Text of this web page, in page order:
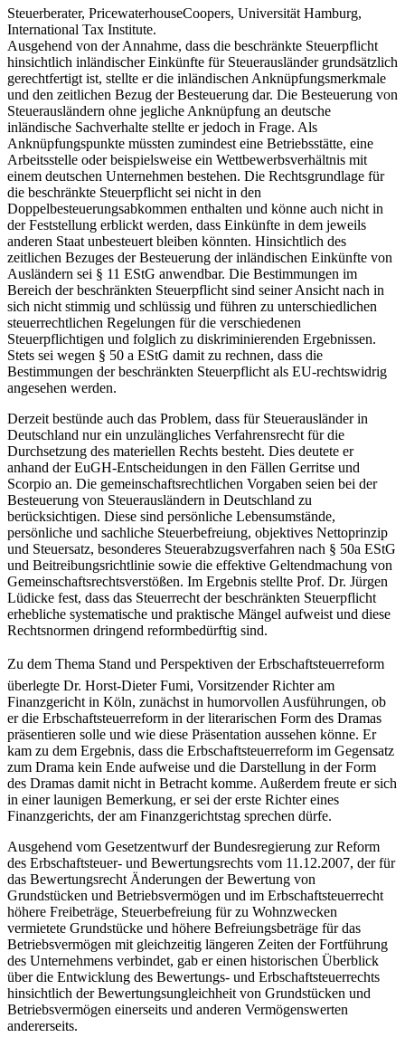
Steuerberater, PricewaterhouseCoopers, Universität Hamburg,
International Tax Institute.
Ausgehend von der Annahme, dass die beschränkte Steuerpflicht
hinsichtlich inländischer Einkünfte für Steuerausländer grundsätzlich
gerechtfertigt ist, stellte er die inländischen Anknüpfungsmerkmale
und den zeitlichen Bezug der Besteuerung dar. Die Besteuerung von
Steuerausländern ohne jegliche Anknüpfung an deutsche
inländische Sachverhalte stellte er jedoch in Frage. Als
Anknüpfungspunkte müssten zumindest eine Betriebsstätte, eine
Arbeitsstelle oder beispielsweise ein Wettbewerbsverhältnis mit
einem deutschen Unternehmen bestehen. Die Rechtsgrundlage für
die beschränkte Steuerpflicht sei nicht in den
Doppelbesteuerungsabkommen enthalten und könne auch nicht in
der Feststellung erblickt werden, dass Einkünfte in dem jeweils
anderen Staat unbesteuert bleiben könnten. Hinsichtlich des
zeitlichen Bezuges der Besteuerung der inländischen Einkünfte von
Ausländern sei § 11 EStG anwendbar. Die Bestimmungen im
Bereich der beschränkten Steuerpflicht sind seiner Ansicht nach in
sich nicht stimmig und schlüssig und führen zu unterschiedlichen
steuerrechtlichen Regelungen für die verschiedenen
Steuerpflichtigen und folglich zu diskriminierenden Ergebnissen.
Stets sei wegen § 50 a EStG damit zu rechnen, dass die
Bestimmungen der beschränkten Steuerpflicht als EU-rechtswidrig
angesehen werden.
Derzeit bestünde auch das Problem, dass für Steuerausländer in
Deutschland nur ein unzulängliches Verfahrensrecht für die
Durchsetzung des materiellen Rechts besteht. Dies deutete er
anhand der EuGH-Entscheidungen in den Fällen Gerritse und
Scorpio an. Die gemeinschaftsrechtlichen Vorgaben seien bei der
Besteuerung von Steuerausländern in Deutschland zu
berücksichtigen. Diese sind persönliche Lebensumstände,
persönliche und sachliche Steuerbefreiung, objektives Nettoprinzip
und Steuersatz, besonderes Steuerabzugsverfahren nach § 50a EStG
und Beitreibungsrichtlinie sowie die effektive Geltendmachung von
Gemeinschaftsrechtsverstößen. Im Ergebnis stellte Prof. Dr. Jürgen
Lüdicke fest, dass das Steuerrecht der beschränkten Steuerpflicht
erhebliche systematische und praktische Mängel aufweist und diese
Rechtsnormen dringend reformbedürftig sind.
Zu dem Thema Stand und Perspektiven der Erbschaftsteuerreform
überlegte Dr. Horst-Dieter Fumi, Vorsitzender Richter am
Finanzgericht in Köln, zunächst in humorvollen Ausführungen, ob
er die Erbschaftsteuerreform in der literarischen Form des Dramas
präsentieren solle und wie diese Präsentation aussehen könne. Er
kam zu dem Ergebnis, dass die Erbschaftsteuerreform im Gegensatz
zum Drama kein Ende aufweise und die Darstellung in der Form
des Dramas damit nicht in Betracht komme. Außerdem freute er sich
in einer launigen Bemerkung, er sei der erste Richter eines
Finanzgerichts, der am Finanzgerichtstag sprechen dürfe.
Ausgehend vom Gesetzentwurf der Bundesregierung zur Reform
des Erbschaftsteuer- und Bewertungsrechts vom 11.12.2007, der für
das Bewertungsrecht Änderungen der Bewertung von
Grundstücken und Betriebsvermögen und im Erbschaftsteuerrecht
höhere Freibeträge, Steuerbefreiung für zu Wohnzwecken
vermietete Grundstücke und höhere Befreiungsbeträge für das
Betriebsvermögen mit gleichzeitig längeren Zeiten der Fortführung
des Unternehmens verbindet, gab er einen historischen Überblick
über die Entwicklung des Bewertungs- und Erbschaftsteuerrechts
hinsichtlich der Bewertungsungleichheit von Grundstücken und
Betriebsvermögen einerseits und anderen Vermögenswerten
andererseits.